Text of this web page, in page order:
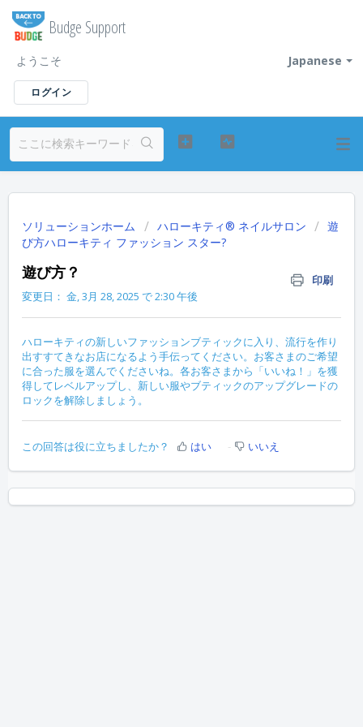
Budge Support
Japanese
ようこそ
ログイン
ソリューションホーム ハローキティ® ネイルサロン
遊
び方ハローキティ ファッション スター?
遊び方？
印刷
変更日： 金, 3月 28, 2025 で 2:30 午後
ハローキティの新しいファッションブティックに入り、流行を作り
出すすてきなお店になるよう手伝ってください。お客さまのご希望
に合った服を選んでくださいね。各お客さまから「いいね！」を獲
得してレベルアップし、新しい服やブティックのアップグレードの
ロックを解除しましょう。
この回答は役に立ちましたか？ はい いいえ